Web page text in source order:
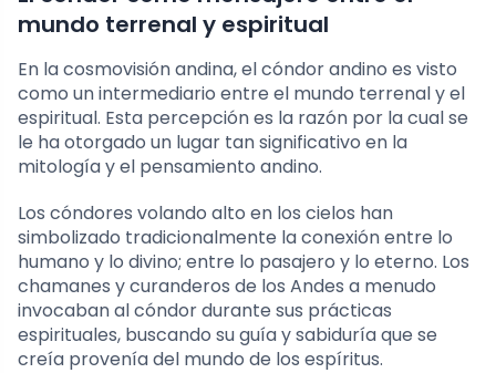
mundo terrenal y espiritual
En la cosmovisión andina, el cóndor andino es visto
como un intermediario entre el mundo terrenal y el
espiritual. Esta percepción es la razón por la cual se
le ha otorgado un lugar tan significativo en la
mitología y el pensamiento andino.
Los cóndores volando alto en los cielos han
simbolizado tradicionalmente la conexión entre lo
humano y lo divino; entre lo pasajero y lo eterno. Los
chamanes y curanderos de los Andes a menudo
invocaban al cóndor durante sus prácticas
espirituales, buscando su guía y sabiduría que se
creía provenía del mundo de los espíritus.